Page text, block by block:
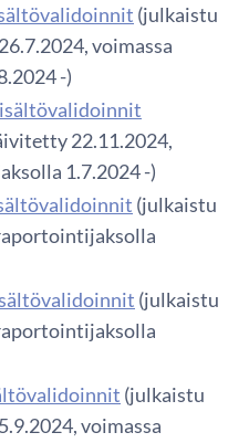
(julkaistu
voimassa
-)
22.11.2024,
1.7.2024 -)
(julkaistu
(julkaistu
(julkaistu
voimassa